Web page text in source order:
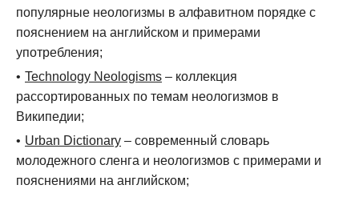
популярные неологизмы в алфавитном порядке с
пояснением на английском и примерами
употребления;
Technology Neologisms – коллекция
рассортированных по темам неологизмов в
Википедии;
Urban Dictionary – современный словарь
молодежного сленга и неологизмов с примерами и
пояснениями на английском;